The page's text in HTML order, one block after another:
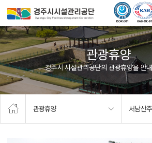
관광휴양
경주시 시설관리공단의 관광휴양을 안
관광휴양 서남산